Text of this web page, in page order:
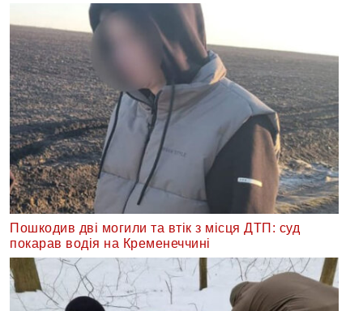
Пошкодив дві могили та втік з місця ДТП: суд
покарав водія на Кременеччині